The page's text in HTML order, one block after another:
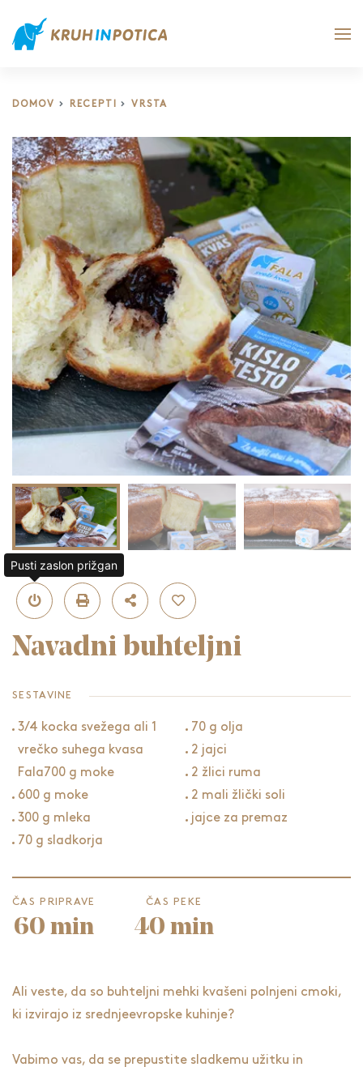
DOMOV RECEPTI VRSTA
Navadni buhteljni
SESTAVINE
3/4 kocka svežega ali 1
vrečko suhega kvasa
Fala700 g moke
600 g moke
300 g mleka
70 g sladkorja
70 g olja
2 jajci
2 žlici ruma
2 mali žlički soli
jajce za premaz
ČAS PRIPRAVE
60 min
ČAS PEKE
40 min
Ali veste, da so buhteljni mehki kvašeni polnjeni cmoki,
ki izvirajo iz srednjeevropske kuhinje?
Vabimo vas, da se prepustite sladkemu užitku in
Pusti zaslon prižgan